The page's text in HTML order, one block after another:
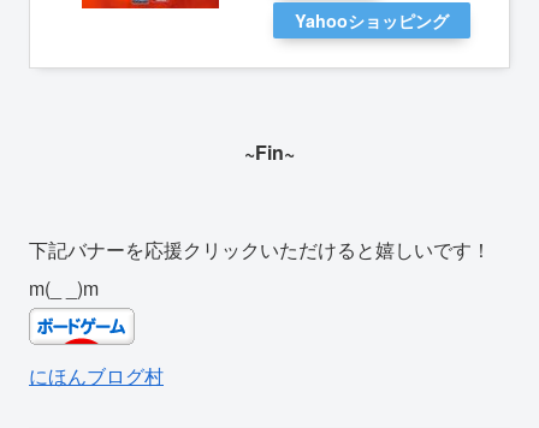
Yahooショッピング
~Fin~
下記バナーを応援クリックいただけると嬉しいです！
m(_ _)m
にほんブログ村